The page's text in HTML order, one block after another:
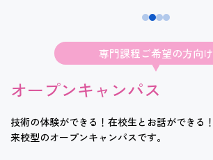
専門課程ご希望の方向け
オープンキャンパス
技術の体験ができる！在校生とお話ができる！
来校型のオープンキャンパスです。